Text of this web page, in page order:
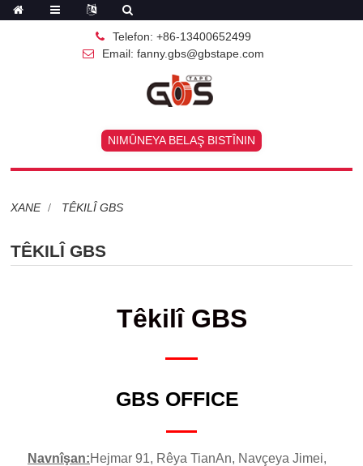
Telefon: +86-13400652499
Email: fanny.gbs@gbstape.com
NIMÛNEYA BELAŞ BISTÎNIN
XANE TÊKILÎ GBS
TÊKILÎ GBS
Têkilî GBS
GBS OFFICE
Navnîşan:Hejmar 91, Rêya TianAn, Navçeya Jimei,